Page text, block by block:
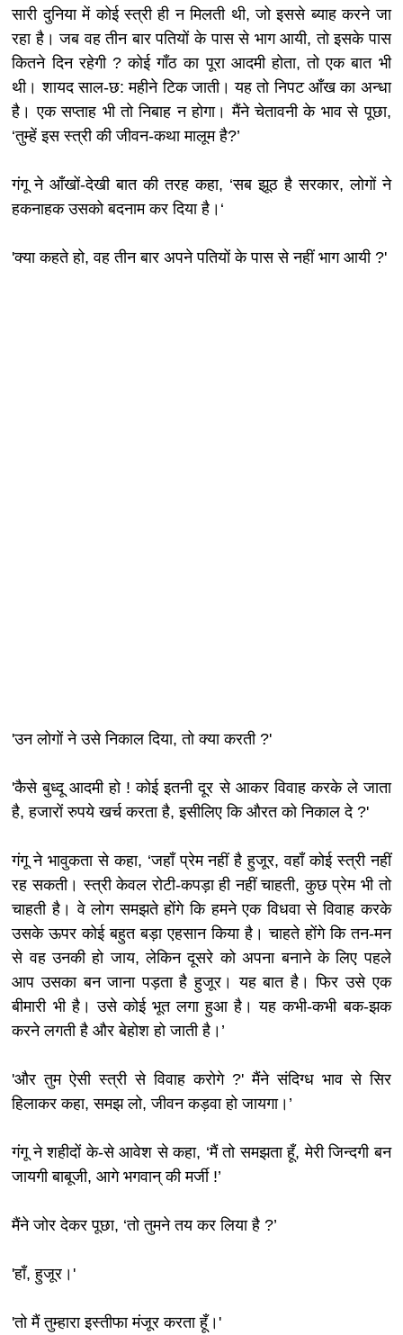
सारी दुनिया में कोई स्त्री ही न मिलती थी, जो इससे ब्याह करने जा
रहा है। जब वह तीन बार पतियों के पास से भाग आयी, तो इसके पास
कितने दिन रहेगी ? कोई गाँठ का पूरा आदमी होता, तो एक बात भी
थी। शायद साल-छ: महीने टिक जाती। यह तो निपट आँख का अन्धा
है। एक सप्ताह भी तो निबाह न होगा। मैंने चेतावनी के भाव से पूछा,
‘तुम्हें इस स्त्री की जीवन-कथा मालूम है?’
गंगू ने आँखों-देखी बात की तरह कहा, ‘सब झूठ है सरकार, लोगों ने
हकनाहक उसको बदनाम कर दिया है।‘
'क्या कहते हो, वह तीन बार अपने पतियों के पास से नहीं भाग आयी ?'
'उन लोगों ने उसे निकाल दिया, तो क्या करती ?'
'कैसे बुध्दू आदमी हो ! कोई इतनी दूर से आकर विवाह करके ले जाता
है, हजारों रुपये खर्च करता है, इसीलिए कि औरत को निकाल दे ?'
गंगू ने भावुकता से कहा, ‘जहाँ प्रेम नहीं है हुजूर, वहाँ कोई स्त्री नहीं
रह सकती। स्त्री केवल रोटी-कपड़ा ही नहीं चाहती, कुछ प्रेम भी तो
चाहती है। वे लोग समझते होंगे कि हमने एक विधवा से विवाह करके
उसके ऊपर कोई बहुत बड़ा एहसान किया है। चाहते होंगे कि तन-मन
से वह उनकी हो जाय, लेकिन दूसरे को अपना बनाने के लिए पहले
आप उसका बन जाना पड़ता है हुजूर। यह बात है। फिर उसे एक
बीमारी भी है। उसे कोई भूत लगा हुआ है। यह कभी-कभी बक-झक
करने लगती है और बेहोश हो जाती है।’
'और तुम ऐसी स्त्री से विवाह करोगे ?' मैंने संदिग्ध भाव से सिर
हिलाकर कहा, समझ लो, जीवन कड़वा हो जायगा।’
गंगू ने शहीदों के-से आवेश से कहा, ‘मैं तो समझता हूँ, मेरी जिन्दगी बन
जायगी बाबूजी, आगे भगवान् की मर्जी !’
मैंने जोर देकर पूछा, ‘तो तुमने तय कर लिया है ?’
'हाँ, हुजूर।'
'तो मैं तुम्हारा इस्तीफा मंजूर करता हूँ।'